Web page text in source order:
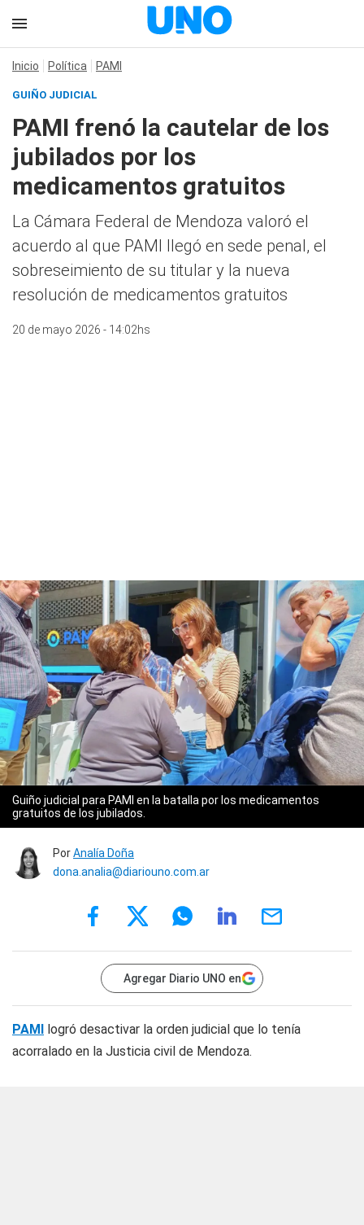
Inicio Política PAMI
GUIÑO JUDICIAL
PAMI frenó la cautelar de los
jubilados por los
medicamentos gratuitos
La Cámara Federal de Mendoza valoró el
acuerdo al que PAMI llegó en sede penal, el
sobreseimiento de su titular y la nueva
resolución de medicamentos gratuitos
20 de mayo 2026 - 14:02hs
Guiño judicial para PAMI en la batalla por los medicamentos
gratuitos de los jubilados.
PorAnalía Doña
dona.analia@diariouno.com.ar
Agregar Diario UNO en
PAMI logró desactivar la orden judicial que lo tenía
acorralado en la Justicia civil de Mendoza.